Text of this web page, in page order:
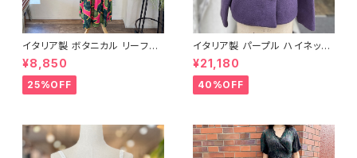
イタリア製 ボタニカル リーフ柄
キャミワンピース＜ピンク＞
¥8,850
25%OFF
イタリア製 パープル ハイネック
スタンドコート
¥21,180
40%OFF